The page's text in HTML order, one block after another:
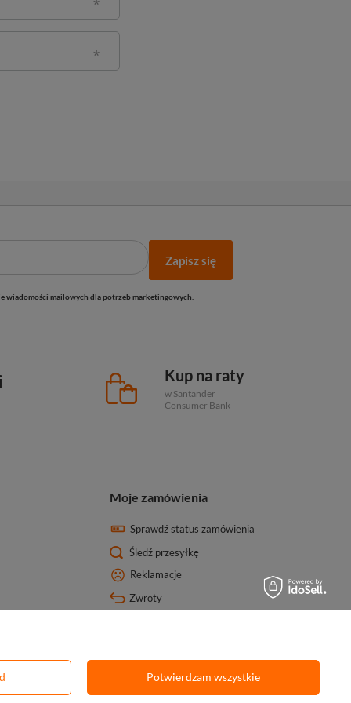
Zapisz się
wiadomości mailowych dla potrzeb marketingowych.
Kup na raty
w Santander
Consumer Bank
Moje zamówienia
Sprawdź status zamówienia
Śledź przesyłkę
Reklamacje
Zwroty
Potwierdzam wszystkie